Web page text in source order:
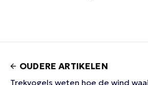
OUDERE ARTIKELEN
Trekvogels weten hoe de wind